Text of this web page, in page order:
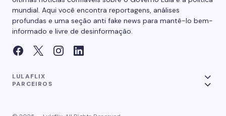
mundial. Aqui você encontra reportagens, análises
profundas e uma seção anti fake news para mantê-lo bem-
informado e livre de desinformação.
LULAFLIX
PARCEIROS